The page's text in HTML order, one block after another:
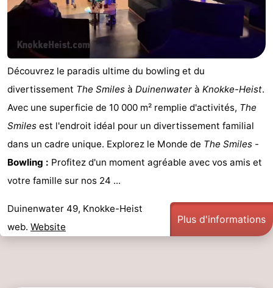
-
Faire
du
-
Randonnée
-
Terrains
-
Sportive
Equitation
Glossopètre
Découvrez le paradis ultime du bowling et du
divertissement The Smiles à Duinenwater à Knokke-Heist.
Avec une superficie de 10 000 m² remplie d'activités, The
Smiles est l'endroit idéal pour un divertissement familial
dans un cadre unique. Explorez le Monde de The Smiles -
Bowling : Profitez d'un moment agréable avec vos amis et
votre famille sur nos 24 ...
Duinenwater 49, Knokke-Heist
web. Website
Plus d'informations